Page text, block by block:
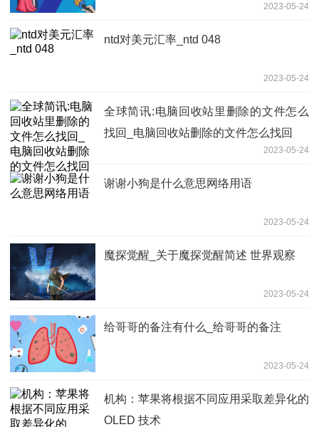
2023-05-24
ntd对美元汇率_ntd 048
2023-05-24
全球简讯:电脑回收站里删除的文件怎么
找回_电脑回收站删除的文件怎么找回
2023-05-24
谢谢小狗是什么意思网络用语
2023-05-24
魔探觉醒_关于魔探觉醒简述 世界观察
2023-05-24
给哥哥的备注有什么_给哥哥的备注
2023-05-24
机构：苹果将根据不同应用采取差异化的
OLED 技术